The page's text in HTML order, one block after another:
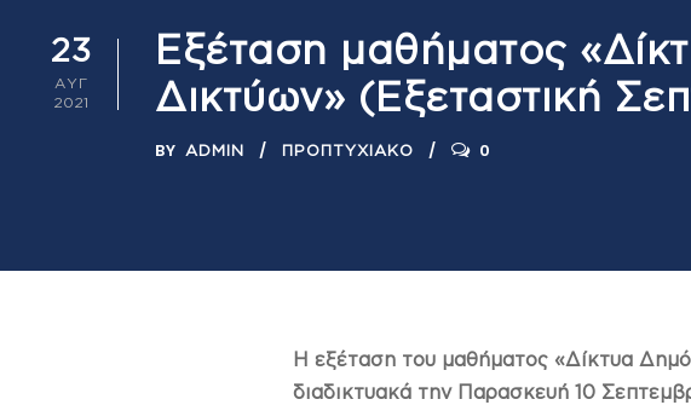
23
ΑΥΓ
2021
Εξέταση μαθήματος
Δικτύων» (Εξεταστική
BY ADMIN ΠΡΟΠΤΥΧΙΑΚΌ 0
Η εξέταση του μαθήματος «Δίκτυα
διαδικτυακά την Παρασκευή 10